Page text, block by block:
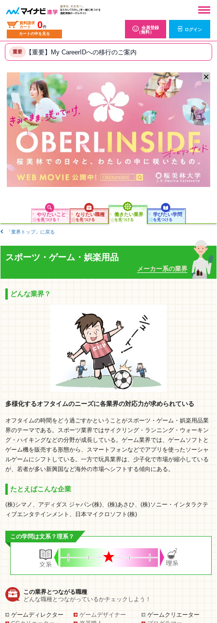
資料請求
カート
0件
カートの中を見る
会員登録
（無料）
ログイン
重要 【重要】My CareerIDへの移行のご案内
✕
やりたいこと
を見つける！
なりたい職種
を見つける
働きたい業界
を見つける
学びたい学問
を見つける
「業界トップ」に戻る
スポーツ・ゲーム・娯楽用品
メーカー系の業界
どんな業界？
多様化するオフタイムのニーズに各業界の対応力が求められている
オフタイムの時間をどう過ごすかということがスポーツ・ゲーム・娯楽用品業
界のテーマである。スポーツ業界ではサイクリング・ランニング・ウォーキン
グ・ハイキングなどの分野が成長している。ゲーム業界では、ゲームソフトと
ゲーム機を販売する形態から、スマートフォンなどでアプリを使ったソーシャ
ルゲームにシフトしている。一方で玩具業界は、少子化で市場が縮小している
が、若者が多い新興国など海外の市場へシフトする傾向にある。
たとえばこんな企業
(株)シマノ、アディダス ジャパン(株)、(株)あさひ、(株)ソニー・インタラクテ
ィブエンタテインメント、日本マイクロソフト(株)
この学問は文系？理系？
この業界とつながる職種
どんな職種とつながっているかチェックしよう！
ゲームディレクター ゲームデザイナー
ゲームクリエーター